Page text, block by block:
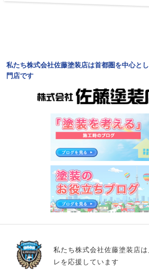
私たち株式会社佐藤塗装店は首都圏を中心とし
門店です
私たち株式会社佐藤塗装店
レを応援しています